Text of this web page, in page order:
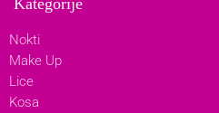
Nokti
Make Up
Lice
Kosa